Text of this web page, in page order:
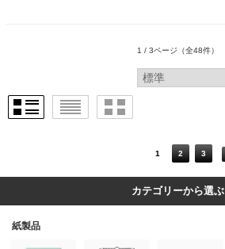
1 / 3ページ （全48件）
1 2 3
カテゴリーから選ぶ
紙製品